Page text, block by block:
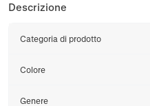
Descrizione
Categoria di prodotto
Colore
Genere